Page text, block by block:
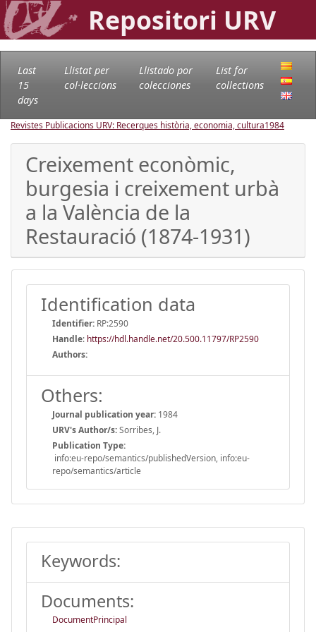
Repositori URV
Last
15
days
Llistat per
col·leccions
Llistado por
colecciones
List for
collections
Revistes Publicacions URV: Recerques història, economia, cultura1984
Creixement econòmic,
burgesia i creixement urbà
a la València de la
Restauració (1874-1931)
Identification data
Identifier: RP:2590
Handle: https://hdl.handle.net/20.500.11797/RP2590
Authors:
Others:
Journal publication year: 1984
URV's Author/s:Sorribes, J.
Publication Type:
info:eu-repo/semantics/publishedVersion, info:eu-
repo/semantics/article
Keywords:
Documents:
DocumentPrincipal